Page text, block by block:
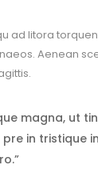
ad litora
Aenean
magna, ut
in tristique